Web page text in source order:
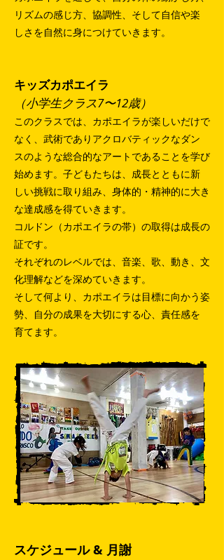
リズムの感じ方、協調性、そして自信や楽
しさを自然に身につけていきます。
キッズカポエイラ
（小学生クラス7〜12歳）
このクラスでは、カポエイラが楽しいだけで
なく、武術でありアクロバティックなダン
スのような総合的なアートであることを学び
始めます。子どもたちは、成長とともに新
しい挑戦に取り組み、身体的・精神的に大き
な達成感を得ていきます。
コルドン（カポエイラの帯）の取得は成長の
証です。
それぞれのレベルでは、音楽、歌、動き、文
化理解などを深めていきます。
そして何より、カポエイラは目標に向かう姿
勢、自分の成果を大切にする心、責任感を
育てます。
スケジュール & 月謝